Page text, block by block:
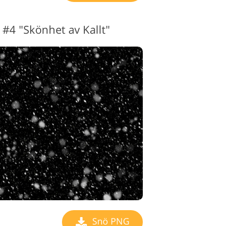
#4 "Skönhet av Kallt"
Snö PNG